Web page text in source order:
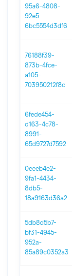
95a6-4808-
92e5-
6bc5554d3df6
76188f39-
873b-4fce-
a105-
703950212f8c
6fede454-
d163-4c78-
8991-
65d9727d7592
0eeeb4e2-
9fa1-4434-
8db5-
18a9163d36a2
5db8d5b7-
bf31-4945-
952a-
85a89c0352a3